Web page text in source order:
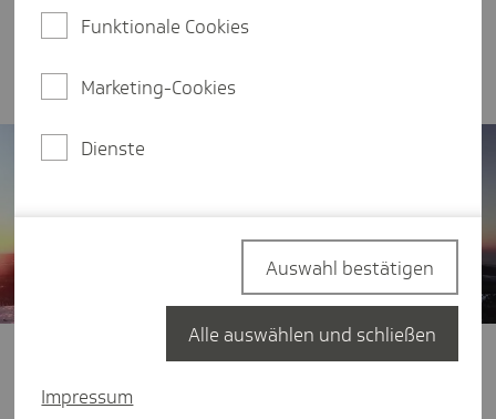
In dem Format #GesundheitSachsenAnhalt stellen
wir Menschen, Projekte und Initiativen vor, die das
Gesundheitswesen im Land aktiv mitgestalten.
Wir geben interessanten Persönlichkeiten und
innovativen Ideen eine Plattform und zeigen
zugleich, wie die TK in Sachsen-Anhalt selbst dazu
Funktionale Cookies
Marketing-Cookies
Dienste
Impressum
Auswahl bestätigen
Alle auswählen und schließen